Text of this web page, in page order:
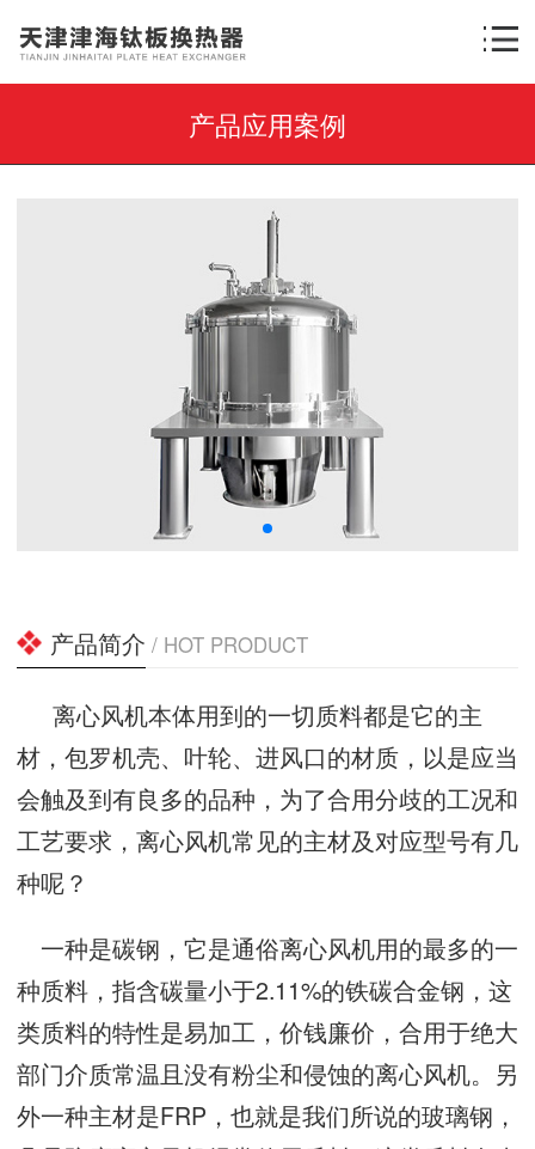
产品应用案例
产品简介 / HOT PRODUCT
离心风机本体用到的一切质料都是它的主
材，包罗机壳、叶轮、进风口的材质，以是应当
会触及到有良多的品种，为了合用分歧的工况和
工艺要求，离心风机常见的主材及对应型号有几
种呢？
一种是碳钢，它是通俗离心风机用的最多的一
种质料，指含碳量小于2.11%的铁碳合金钢，这
类质料的特性是易加工，价钱廉价，合用于绝大
部门介质常温且没有粉尘和侵蚀的离心风机。另
外一种主材是FRP，也就是我们所说的玻璃钢，